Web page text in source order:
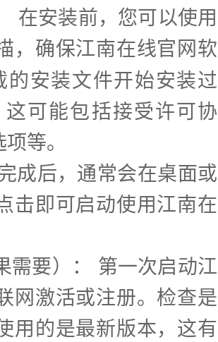
在安装前，您可以使用
，确保江南在线官网软
安装文件开始安装过
可能包括接受许可协
等。
成后，通常会在桌面或
击即可启动使用江南在
需要）： 第一次启动江
网激活或注册。检查是
用的是最新版本，这有